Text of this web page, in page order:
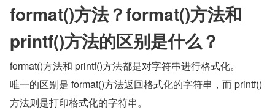
format()方法？format()方法和
printf()方法的区别是什么？
format()方法和 printf()方法都是对字符串进行格式化。
唯一的区别是 format()方法返回格式化的字符串，而 printf()
方法则是打印格式化的字符串。